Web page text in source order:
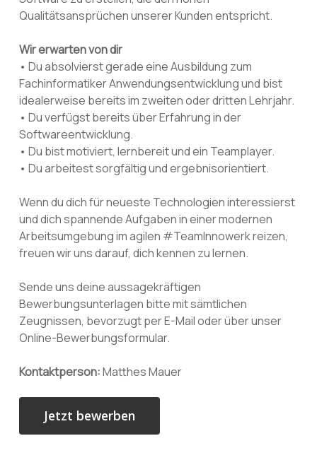
Qualitätsansprüchen unserer Kunden entspricht.
Wir erwarten von dir
• Du absolvierst gerade eine Ausbildung zum
Fachinformatiker Anwendungsentwicklung und bist
idealerweise bereits im zweiten oder dritten Lehrjahr.
• Du verfügst bereits über Erfahrung in der
Softwareentwicklung.
• Du bist motiviert, lernbereit und ein Teamplayer.
• Du arbeitest sorgfältig und ergebnisorientiert.
Wenn du dich für neueste Technologien interessierst
und dich spannende Aufgaben in einer modernen
Arbeitsumgebung im agilen #TeamInnowerk reizen,
freuen wir uns darauf, dich kennen zu lernen.
Sende uns deine aussagekräftigen
Bewerbungsunterlagen bitte mit sämtlichen
Zeugnissen, bevorzugt per E-Mail oder über unser
Online-Bewerbungsformular.
Kontaktperson:Matthes Mauer